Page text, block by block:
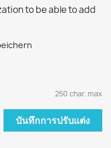
to be able to add
250 char. max
บันทึกการปรับแต่ง